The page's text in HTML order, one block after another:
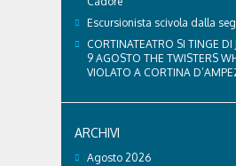
Escursionista scivola dalla
CORTINATEATRO SI TINGE
9 AGOSTO THE TWISTERS
VIOLATO A CORTINA
ARCHIVI
Agosto 2026